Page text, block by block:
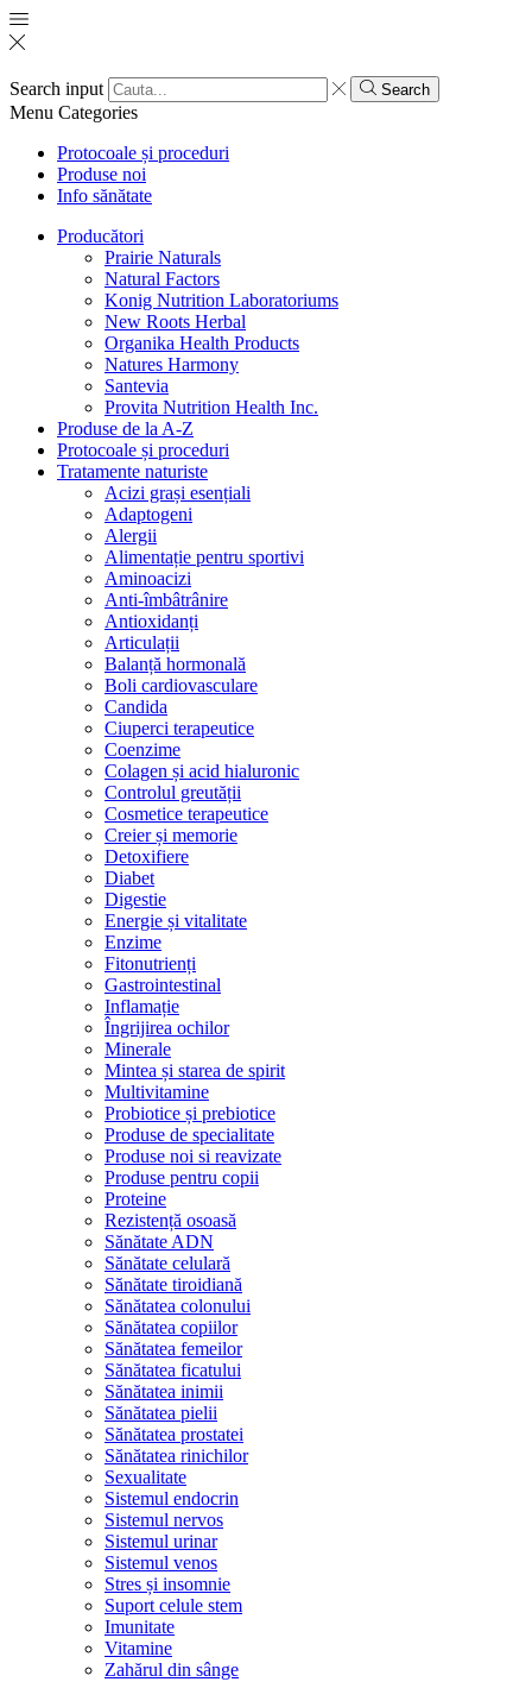
Search input Search
Menu Categories
Protocoale și proceduri
Produse noi
Info sănătate
Producători
Prairie Naturals
Natural Factors
Konig Nutrition Laboratoriums
New Roots Herbal
Organika Health Products
Natures Harmony
Santevia
Provita Nutrition Health Inc.
Produse de la A-Z
Protocoale și proceduri
Tratamente naturiste
Acizi grași esențiali
Adaptogeni
Alergii
Alimentație pentru sportivi
Aminoacizi
Anti-îmbâtrânire
Antioxidanți
Articulații
Balanță hormonală
Boli cardiovasculare
Candida
Ciuperci terapeutice
Coenzime
Colagen și acid hialuronic
Controlul greutății
Cosmetice terapeutice
Creier și memorie
Detoxifiere
Diabet
Digestie
Energie și vitalitate
Enzime
Fitonutrienți
Gastrointestinal
Inflamație
Îngrijirea ochilor
Minerale
Mintea și starea de spirit
Multivitamine
Probiotice și prebiotice
Produse de specialitate
Produse noi si reavizate
Produse pentru copii
Proteine
Rezistență osoasă
Sănătate ADN
Sănătate celulară
Sănătate tiroidiană
Sănătatea colonului
Sănătatea copiilor
Sănătatea femeilor
Sănătatea ficatului
Sănătatea inimii
Sănătatea pielii
Sănătatea prostatei
Sănătatea rinichilor
Sexualitate
Sistemul endocrin
Sistemul nervos
Sistemul urinar
Sistemul venos
Stres și insomnie
Suport celule stem
Imunitate
Vitamine
Zahărul din sânge